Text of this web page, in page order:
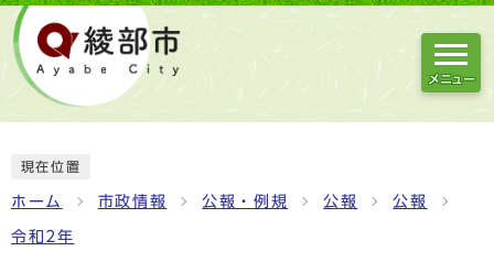
メニュー
現在位置
ホーム 市政情報 公報・例規 公報 公報
令和2年